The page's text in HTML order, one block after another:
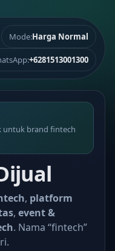
Mode:Harga Normal
+6281513001300
untuk brand fintech
, platform
, event &
. Nama “fintech”